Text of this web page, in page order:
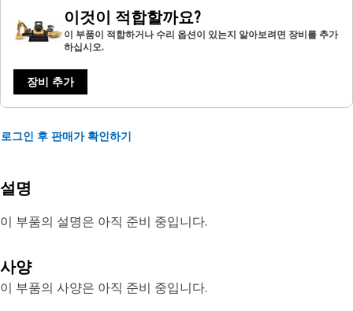
이것이 적합할까요?
이 부품이 적합하거나 수리 옵션이 있는지 알아보려면 장비를 추가
하십시오.
장비 추가
로그인 후 판매가 확인하기
설명
이 부품의 설명은 아직 준비 중입니다.
사양
이 부품의 사양은 아직 준비 중입니다.